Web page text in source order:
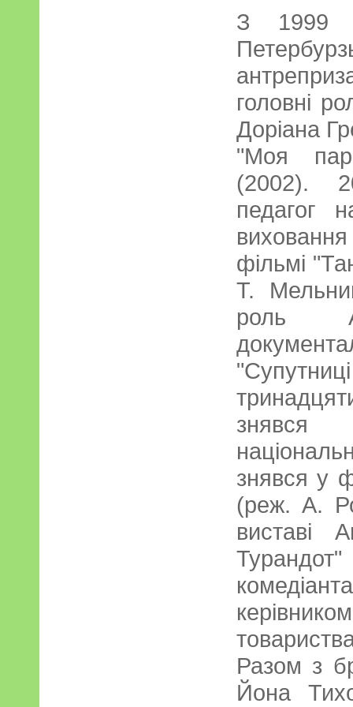
З 1999
головні
Доріана
"Моя
(2002).
педагог
фільмі
Т.
роль
знявся у
(реж. А.
виставі
Разом з
Йона